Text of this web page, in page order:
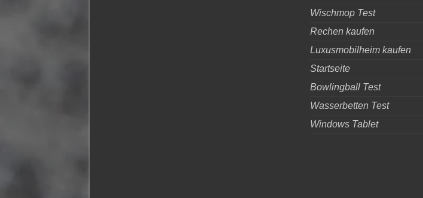
Wischmop Test
Rechen kaufen
Luxusmobilheim kaufen
Startseite
Bowlingball Test
Wasserbetten Test
Windows Tablet